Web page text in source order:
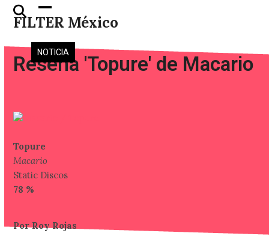
Skip
FILTER México
Open
mobile
menu
Close
mobile
menu
NOTICIA
Reseña 'Topure' de Macario
Topure
Macario
Static Discos
78 %
Por Roy Rojas